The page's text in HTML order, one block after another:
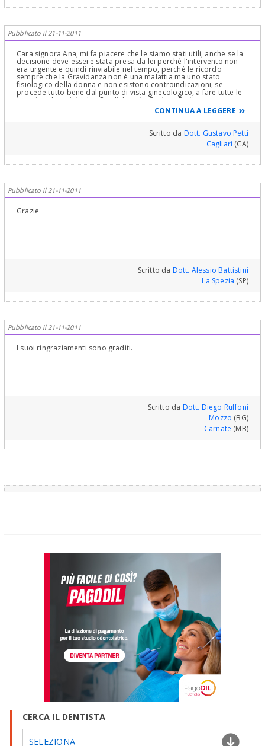
Pubblicato il 21-11-2011
Cara signora Ana, mi fa piacere che le siamo stati utili, anche se la
decisione deve essere stata presa da lei perchè l'intervento non
era urgente e quindi rinviabile nel tempo, perchè le ricordo
sempre che la Gravidanza non è una malattia ma uno stato
fisiologico della donna e non esistono controindicazioni, se
procede tutto bene dal punto di vista ginecologico, a fare tutte le
terapie odontoiatriche. Cordialmente Gustavo Petti,
Parodontologia, Implantologia, Gnatologia e Riabilitazione Orale
Completa in Casi Clinici Complessi ed Ortodonzia e Pedodonzia la
figlia Claudia Petti, in Cagliari.
CONTINUA A LEGGERE
Scritto da Dott. Gustavo Petti
Cagliari (CA)
Pubblicato il 21-11-2011
Grazie
Scritto da Dott. Alessio Battistini
La Spezia (SP)
Pubblicato il 21-11-2011
I suoi ringraziamenti sono graditi.
Scritto da Dott. Diego Ruffoni
Mozzo (BG)
Carnate (MB)
CERCA IL DENTISTA
SELEZIONA